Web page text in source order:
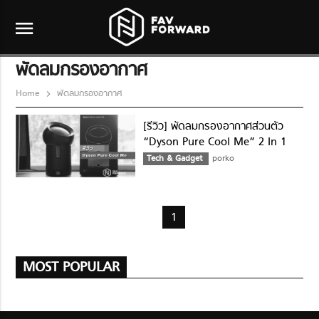
menu
พัดลมกรองอากาศ
Home พัดลมกรองอากาศ
[รีวิว] พัดลมกรองอากาศส่วนตัว
“Dyson Pure Cool Me” 2 In 1
ฟังก์ชั่น ช่วยกรองอากาศและปล่อยลม
Tech & Gadget porko
1
MOST POPULAR